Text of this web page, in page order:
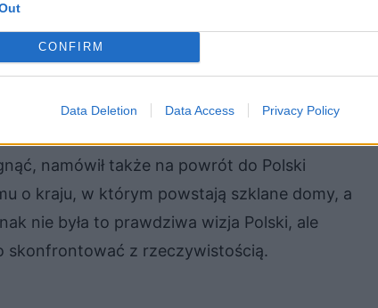
CONFIRM
Data Deletion Data Access Privacy Policy
samotny i tak też musi działać. Efektem jego
samodzielnie zabijając cara.
ojczyźnie, tym razem w przypadku
do niej już nie udało mu się wrócić. Baryka
namówił także na powrót do Polski
o kraju, w którym powstają szklane domy, a
nie była to prawdziwa wizja Polski, ale
skonfrontować z rzeczywistością.